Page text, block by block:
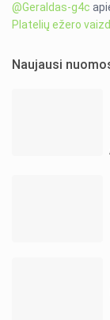
@Geraldas-g4c
Platelių ežero
Naujausi